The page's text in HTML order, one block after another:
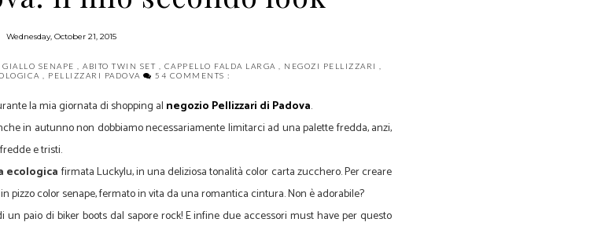
Wednesday, October 21, 2015
SENAPE ,ABITO TWIN SET CAPPELLO FALDA LARGA NEGOZI PELLIZZARI
PELLIZZARI PADOVA 54 COMMENTS :
la mia giornata di shopping al negozio Pellizzari di Padova.
in autunno non dobbiamo necessariamente limitarci ad una palette fredda, anzi,
e tristi.
ecologicafirmata Luckylu, in una deliziosa tonalità color carta zucchero. Per creare
pizzo color senape, fermato in vita da una romantica cintura. Non è adorabile?
paio di biker boots dal sapore rock! E infine due accessori must have per questo